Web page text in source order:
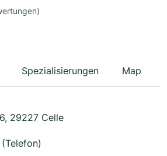
Spezialisierungen Map
29227 Celle
(Telefon)